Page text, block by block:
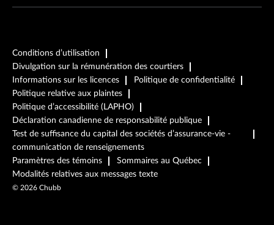
Conditions d’utilisation
Divulgation sur la rémunération des courtiers
Informations sur les licences
Politique de confidentialité
Politique relative aux plaintes
Politique d’accessibilité (LAPHO)
Déclaration canadienne de responsabilité publique
Test de suffisance du capital des sociétés d’assurance-vie -
communication de renseignements
Paramètres des témoins
Sommaires au Québec
Modalités relatives aux messages texte
© 2026 Chubb